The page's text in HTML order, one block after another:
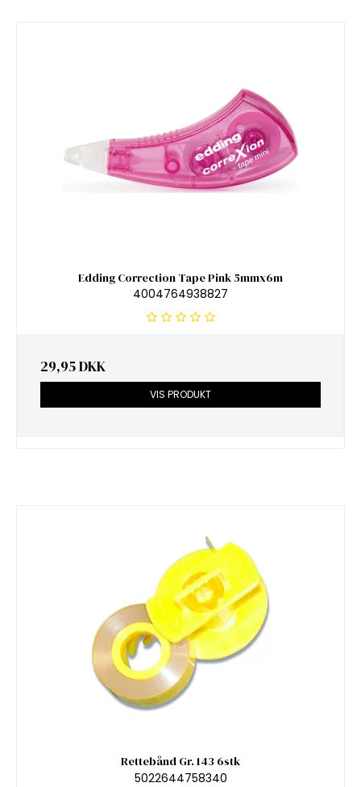
Edding Correction Tape Pink 5mmx6m
4004764938827
29,95 DKK
VIS PRODUKT
Rettebånd Gr. 143 6stk
5022644758340